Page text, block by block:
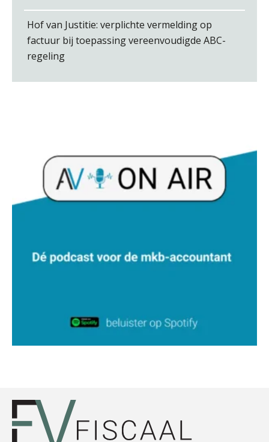
Pieter Kok
Jurriën van der Heijden
Kees Beishuizen
Léon de Jager
Chanien Engelbertink
Hof van Justitie: verplichte vermelding op
factuur bij toepassing vereenvoudigde ABC-
regeling